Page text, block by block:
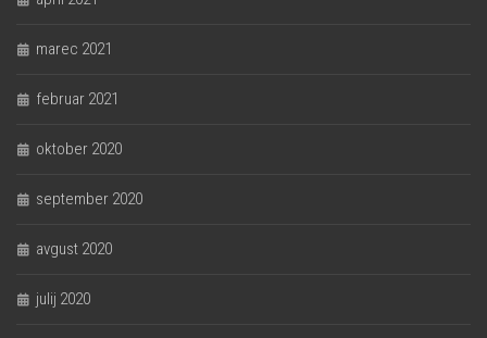
marec 2021
februar 2021
oktober 2020
september 2020
avgust 2020
julij 2020